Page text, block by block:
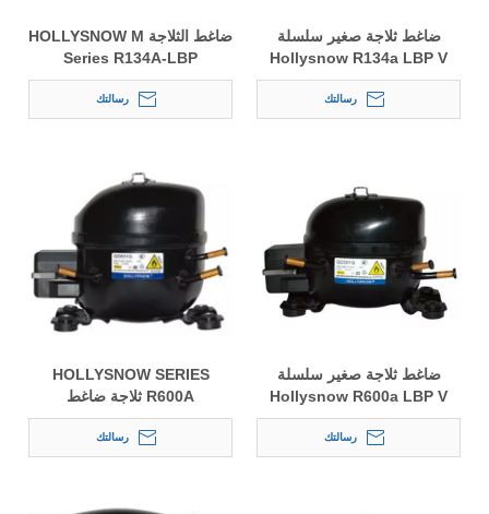
ضاغط ثلاجة صغير سلسلة
Hollysnow R134a LBP V
رسالتك
ضاغط الثلاجة HOLLYSNOW M
Series R134A-LBP
رسالتك
ضاغط ثلاجة صغير سلسلة
Hollysnow R600a LBP V
رسالتك
HOLLYSNOW SERIES
R600A ثلاجة ضاغط
رسالتك